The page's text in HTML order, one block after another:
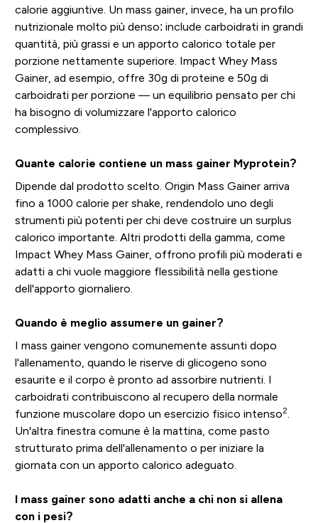
calorie aggiuntive. Un mass gainer, invece, ha un profilo
nutrizionale molto più denso: include carboidrati in grandi
quantità, più grassi e un apporto calorico totale per
porzione nettamente superiore. Impact Whey Mass
Gainer, ad esempio, offre 30g di proteine e 50g di
carboidrati per porzione — un equilibrio pensato per chi
ha bisogno di volumizzare l'apporto calorico
complessivo.
Quante calorie contiene un mass gainer Myprotein?
Dipende dal prodotto scelto. Origin Mass Gainer arriva
fino a 1000 calorie per shake, rendendolo uno degli
strumenti più potenti per chi deve costruire un surplus
calorico importante. Altri prodotti della gamma, come
Impact Whey Mass Gainer, offrono profili più moderati e
adatti a chi vuole maggiore flessibilità nella gestione
dell'apporto giornaliero.
Quando è meglio assumere un gainer?
I mass gainer vengono comunemente assunti dopo
l'allenamento, quando le riserve di glicogeno sono
esaurite e il corpo è pronto ad assorbire nutrienti. I
carboidrati contribuiscono al recupero della normale
funzione muscolare dopo un esercizio fisico intenso2.
Un'altra finestra comune è la mattina, come pasto
strutturato prima dell'allenamento o per iniziare la
giornata con un apporto calorico adeguato.
I mass gainer sono adatti anche a chi non si allena
con i pesi?